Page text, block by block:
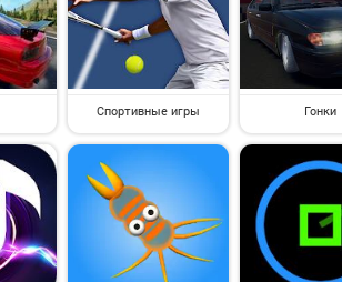
Спортивные игры Гонки